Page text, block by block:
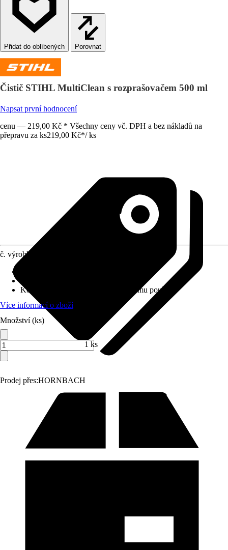
Porovnat
Čistič STIHL MultiClean s rozprašovačem 500 ml
Napsat první hodnocení
cenu — 219,00 Kč * Všechny ceny vč. DPH a bez nákladů na
přepravu za ks219,00 Kč*/ ks
Prodej přes:HORNBACH
č. výrobku
Koncentrace
Připraveno k okamžitému použití
Více informací o zboží
Množství (ks)
1 ks